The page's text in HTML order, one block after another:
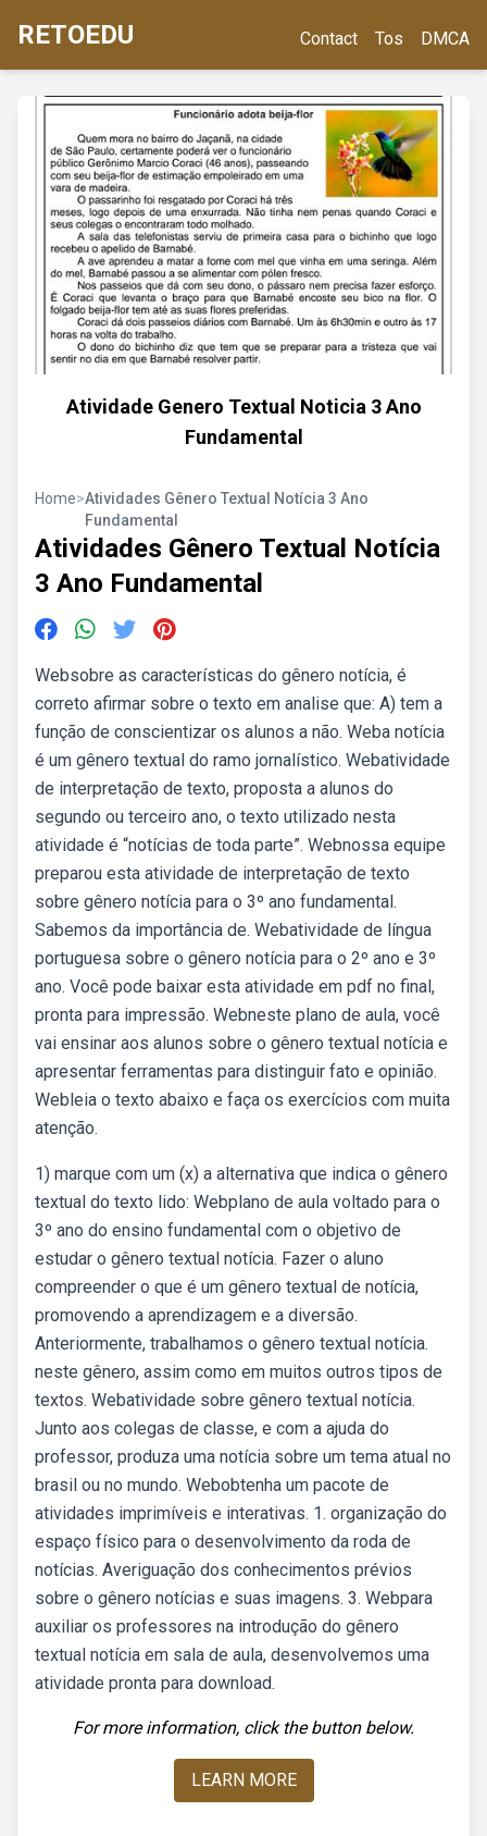
RETOEDU Contact Tos DMCA
Atividade Genero Textual Noticia 3 Ano
Fundamental
Home>Atividades Gênero Textual Notícia 3 Ano
Fundamental
Atividades Gênero Textual Notícia
3 Ano Fundamental
Websobre as características do gênero notícia, é
correto afirmar sobre o texto em analise que: A) tem a
função de conscientizar os alunos a não. Weba notícia
é um gênero textual do ramo jornalístico. Webatividade
de interpretação de texto, proposta a alunos do
segundo ou terceiro ano, o texto utilizado nesta
atividade é “notícias de toda parte”. Webnossa equipe
preparou esta atividade de interpretação de texto
sobre gênero notícia para o 3º ano fundamental.
Sabemos da importância de. Webatividade de língua
portuguesa sobre o gênero notícia para o 2º ano e 3º
ano. Você pode baixar esta atividade em pdf no final,
pronta para impressão. Webneste plano de aula, você
vai ensinar aos alunos sobre o gênero textual notícia e
apresentar ferramentas para distinguir fato e opinião.
Webleia o texto abaixo e faça os exercícios com muita
atenção.
1) marque com um (x) a alternativa que indica o gênero
textual do texto lido: Webplano de aula voltado para o
3º ano do ensino fundamental com o objetivo de
estudar o gênero textual notícia. Fazer o aluno
compreender o que é um gênero textual de notícia,
promovendo a aprendizagem e a diversão.
Anteriormente, trabalhamos o gênero textual notícia.
neste gênero, assim como em muitos outros tipos de
textos. Webatividade sobre gênero textual notícia.
Junto aos colegas de classe, e com a ajuda do
professor, produza uma notícia sobre um tema atual no
brasil ou no mundo. Webobtenha um pacote de
atividades imprimíveis e interativas. 1. organização do
espaço físico para o desenvolvimento da roda de
notícias. Averiguação dos conhecimentos prévios
sobre o gênero notícias e suas imagens. 3. Webpara
auxiliar os professores na introdução do gênero
textual notícia em sala de aula, desenvolvemos uma
atividade pronta para download.
For more information, click the button below.
LEARN MORE